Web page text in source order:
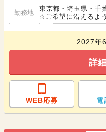
勤務地
東京都・埼玉県・千
☆ご希望に沿えるよ
2027年
詳
WEB応募 電